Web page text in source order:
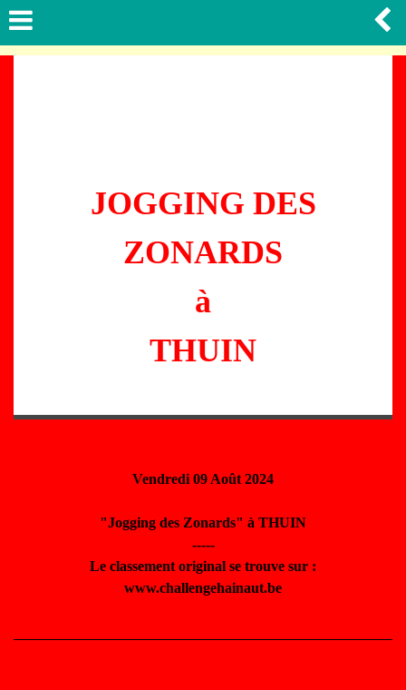
JOGGING DES
ZONARDS
à
THUIN
Vendredi 09 Août 2024
"Jogging des Zonards" à THUIN
-----
Le classement original se trouve sur :
www.challengehainaut.be